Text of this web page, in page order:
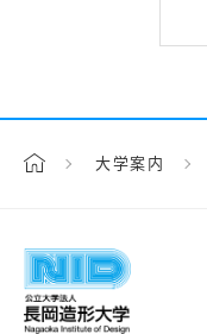
大学案内